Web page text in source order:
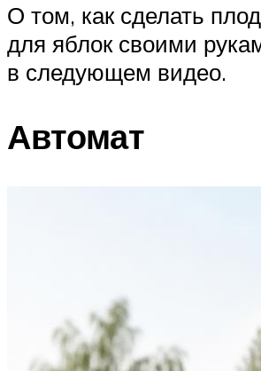
О том, как сделать
для яблок своими
в следующем видео.
Автомат